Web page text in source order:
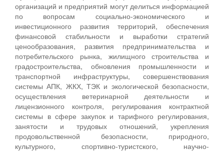
организаций и предприятий могут делиться информацией
по вопросам социально-экономического и
инвестиционного развития территорий, обеспечения
финансовой стабильности и выработки стратегий
ценообразования, развития предпринимательства и
потребительского рынка, жилищного строительства и
градостроительства, обновления промышленности и
транспортной инфраструктуры, совершенствования
системы АПК, ЖКХ, ТЭК и экологической безопасности,
осуществления ветеринарной деятельности и
лицензионного контроля, регулирования контрактной
системы в сфере закупок и тарифного регулирования,
занятости и трудовых отношений, укрепления
продовольственной безопасности, природного,
культурного, спортивно-туристского, научно-